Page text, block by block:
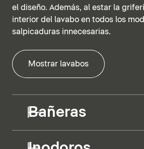
el diseño. Además, al estar la
interior del lavabo en todos los
salpicaduras innecesarias.
Mostrar lavabos
Bañeras